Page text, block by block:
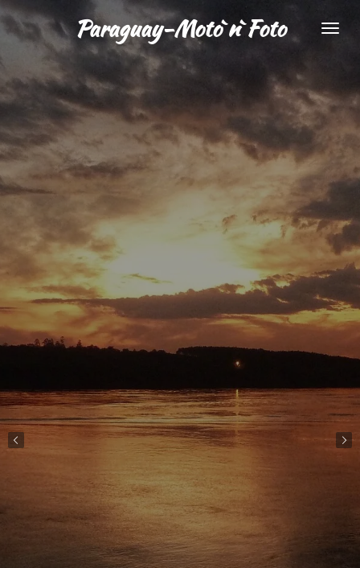
Zum
HauptinhaltParaguay-Moto`n`Foto